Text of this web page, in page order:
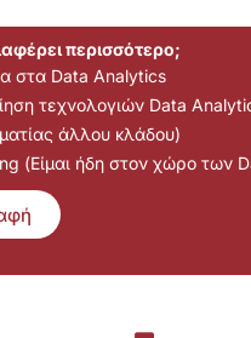
περισσότερο;
στα Data Analytics
τεχνολογιών Data
άλλου κλάδου)
(Είμαι ήδη στον χώρο των